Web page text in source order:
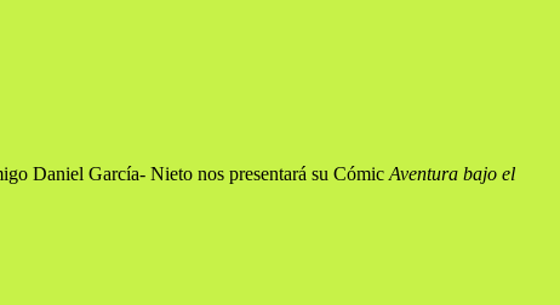
Daniel García- Nieto nos presentará su Cómic Aventura bajo el